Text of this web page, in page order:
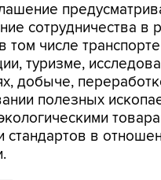
сотрудничества в
том числе
туризме,
добыче,
полезных
стандартов в